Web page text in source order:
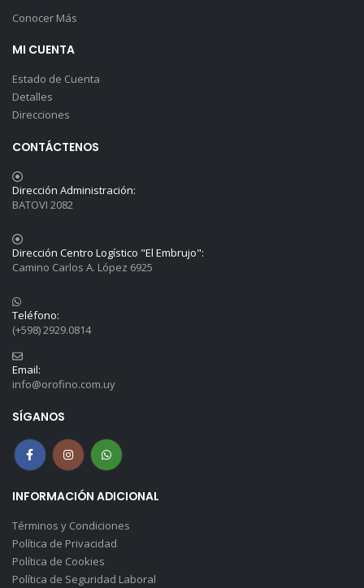
Conocer Más
MI CUENTA
Estado de Cuenta
Detalles
Direcciones
CONTÁCTENOS
Dirección Administración:
BATOVI 2082
Dirección Centro Logístico "El Embrujo":
Camino Carlos A. López 6925
Teléfono:
(+598) 2929.0814
Email:
info@orofino.com.uy
SÍGANOS
INFORMACIÓN ADICIONAL
Términos y Condiciones
Política de Privacidad
Política de Cookies
Política de Seguridad Laboral